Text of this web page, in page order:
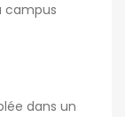
campus
dans un